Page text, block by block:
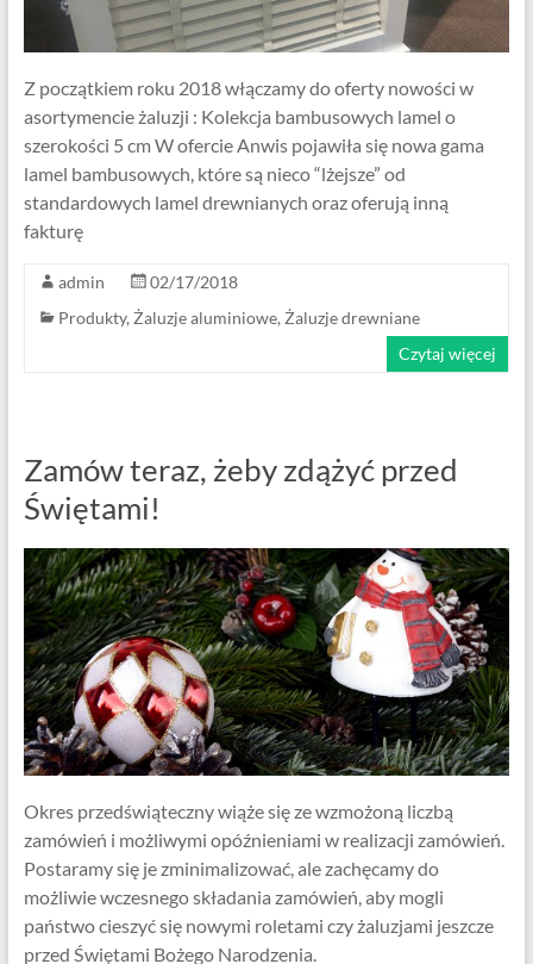
Z początkiem roku 2018 włączamy do oferty nowości w
asortymencie żaluzji : Kolekcja bambusowych lamel o
szerokości 5 cm W ofercie Anwis pojawiła się nowa gama
lamel bambusowych, które są nieco “lżejsze” od
standardowych lamel drewnianych oraz oferują inną
fakturę
admin
02/17/2018
Produkty, Żaluzje aluminiowe, Żaluzje drewniane
Czytaj więcej
Zamów teraz, żeby zdążyć przed
Świętami!
Okres przedświąteczny wiąże się ze wzmożoną liczbą
zamówień i możliwymi opóźnieniami w realizacji zamówień.
Postaramy się je zminimalizować, ale zachęcamy do
możliwie wczesnego składania zamówień, aby mogli
państwo cieszyć się nowymi roletami czy żaluzjami jeszcze
przed Świętami Bożego Narodzenia.